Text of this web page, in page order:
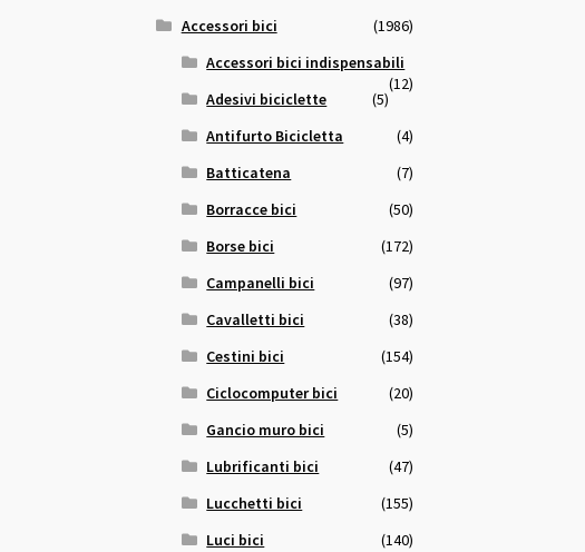
Accessori bici
(1986)
Accessori bici indispensabili
(12)
Adesivi biciclette
(5)
Antifurto Bicicletta
(4)
Batticatena
(7)
Borracce bici
(50)
Borse bici
(172)
Campanelli bici
(97)
Cavalletti bici
(38)
Cestini bici
(154)
Ciclocomputer bici
(20)
Gancio muro bici
(5)
Lubrificanti bici
(47)
Lucchetti bici
(155)
Luci bici
(140)